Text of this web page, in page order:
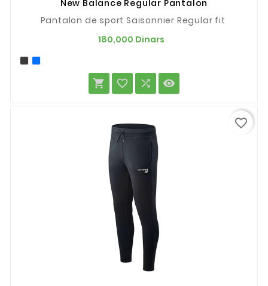
New Balance Regular Pantalon
Pantalon de sport Saisonnier Regular fit
180,000 Dinars
   
favorite_border